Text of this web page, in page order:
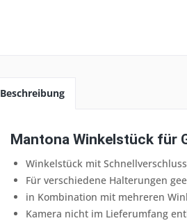
Beschreibung
Mantona Winkelstück für
Winkelstück mit
Für verschiedene Halterungen
in Kombination mit mehreren
Kamera nicht im Lieferumfang